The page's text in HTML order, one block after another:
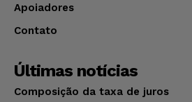
Apoiadores
Contato
Últimas notícias
Composição da taxa de juros